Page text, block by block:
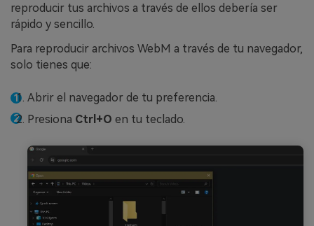
reproducir tus archivos a través de ellos debería ser
rápido y sencillo.
Para reproducir archivos WebM a través de tu navegador,
solo tienes que:
Abrir el navegador de tu preferencia.
Presiona Ctrl+O en tu teclado.